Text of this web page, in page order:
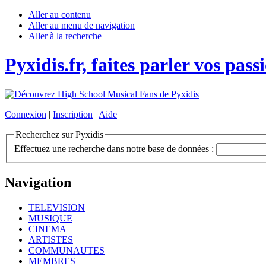
Aller au contenu
Aller au menu de navigation
Aller à la recherche
Pyxidis.fr, faites parler vos
Connexion | Inscription | Aide
Recherchez sur Pyxidis
Effectuez une recherche dans notre base de données :
Navigation
TELEVISION
MUSIQUE
CINEMA
ARTISTES
COMMUNAUTES
MEMBRES